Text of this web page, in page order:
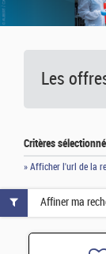
Les
Critères
» Afficher l'url de la
Affiner ma